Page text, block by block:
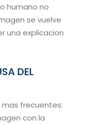
humano no
se vuelve
una explicacion
DEL
mas frecuentes:
con la